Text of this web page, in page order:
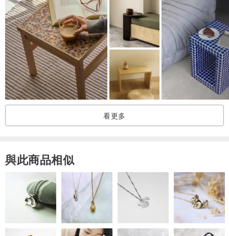
看更多
與此商品相似